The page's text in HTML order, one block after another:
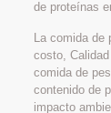
de proteínas
La comida
costo,
comida de
contenido de
impacto